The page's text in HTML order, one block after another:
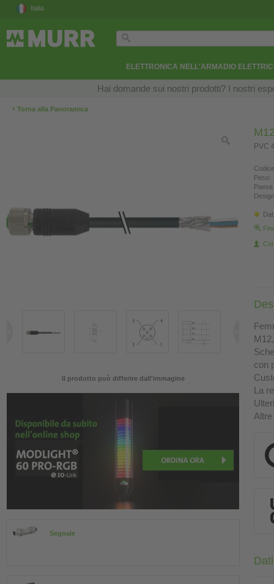
Italia
ELETTRONICA NELL'ARMADIO
Hai domande sui nostri prodotti? I nostri
‹ Torna alla Panoramica
Il prodotto può differire dall'immagine
Segnale
PVC
Peso:
con
La